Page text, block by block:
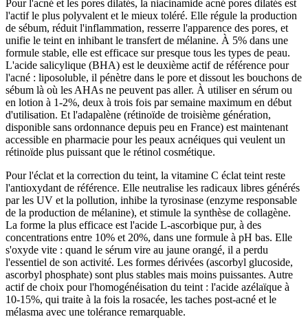
Pour l'acné et les pores dilatés, la niacinamide acné pores dilatés est
l'actif le plus polyvalent et le mieux toléré. Elle régule la production
de sébum, réduit l'inflammation, resserre l'apparence des pores, et
unifie le teint en inhibant le transfert de mélanine. À 5% dans une
formule stable, elle est efficace sur presque tous les types de peau.
L'acide salicylique (BHA) est le deuxième actif de référence pour
l'acné : liposoluble, il pénètre dans le pore et dissout les bouchons de
sébum là où les AHAs ne peuvent pas aller. À utiliser en sérum ou
en lotion à 1-2%, deux à trois fois par semaine maximum en début
d'utilisation. Et l'adapalène (rétinoïde de troisième génération,
disponible sans ordonnance depuis peu en France) est maintenant
accessible en pharmacie pour les peaux acnéiques qui veulent un
rétinoïde plus puissant que le rétinol cosmétique.
Pour l'éclat et la correction du teint, la vitamine C éclat teint reste
l'antioxydant de référence. Elle neutralise les radicaux libres générés
par les UV et la pollution, inhibe la tyrosinase (enzyme responsable
de la production de mélanine), et stimule la synthèse de collagène.
La forme la plus efficace est l'acide L-ascorbique pur, à des
concentrations entre 10% et 20%, dans une formule à pH bas. Elle
s'oxyde vite : quand le sérum vire au jaune orangé, il a perdu
l'essentiel de son activité. Les formes dérivées (ascorbyl glucoside,
ascorbyl phosphate) sont plus stables mais moins puissantes. Autre
actif de choix pour l'homogénéisation du teint : l'acide azélaïque à
10-15%, qui traite à la fois la rosacée, les taches post-acné et le
mélasma avec une tolérance remarquable.